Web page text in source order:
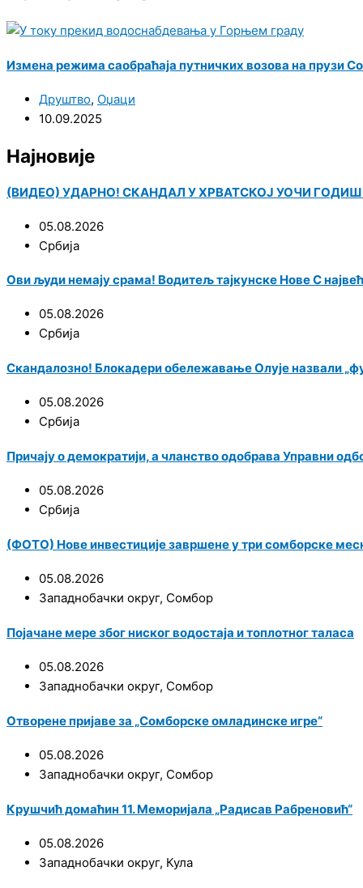
Измена режима саобраћаја путничких возова на прузи
Друштво, Оџаци
10.09.2025
Најновије
(ВИДЕО) УДАРНО! СКАНДАЛ У ХРВАТСКОЈ УОЧИ
05.08.2026
Србија
Ови људи немају срама! Водитељ тајкунске Нове С
05.08.2026
Србија
Скандалозно! Блокадери обележавање Олује назвали
05.08.2026
Србија
Причају о демократији, а чланство одобрава Управни
05.08.2026
Србија
(ФОТО) Нове инвестиције завршене у три сомборске
05.08.2026
Западнобачки округ, Сомбор
Појачане мере због ниског водостаја и топлотног таласа
05.08.2026
Западнобачки округ, Сомбор
Отворене пријаве за „Сомборске омладинске игре“
05.08.2026
Западнобачки округ, Сомбор
Крушчић домаћин 11. Меморијала „Радисав Рабреновић“
05.08.2026
Западнобачки округ, Кула